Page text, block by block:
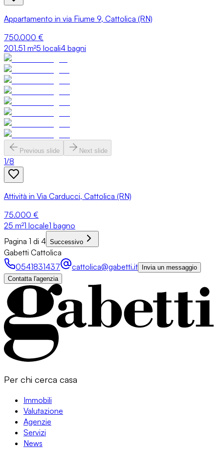
Appartamento in via Fiume 9, Cattolica (RN)
750.000 €
201.51 m²5 locali4 bagni
Previous slide Next slide
1/8
Attività in Via Carducci, Cattolica (RN)
75.000 €
25 m²1 locale1 bagno
Pagina 1 di 4 Successivo
Gabetti Cattolica
0541831437
cattolica@gabetti.it
Invia un messaggio
Contatta l'agenzia
Per chi cerca casa
Immobili
Valutazione
Agenzie
Servizi
News